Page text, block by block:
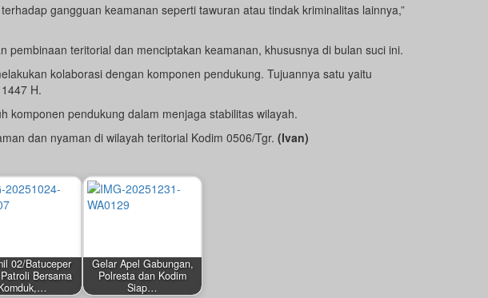
gangguan keamanan seperti tawuran atau tindak kriminalitas lainnya,”
teritorial dan menciptakan keamanan, khususnya di bulan suci ini.
kolaborasi dengan komponen pendukung. Tujuannya satu yaitu
H.
komponen pendukung dalam menjaga stabilitas wilayah.
dan nyaman di wilayah teritorial Kodim 0506/Tgr. (Ivan)
02/Batuceper
Bersama
Gelar Apel Gabungan,
Polresta dan Kodim
Siap…